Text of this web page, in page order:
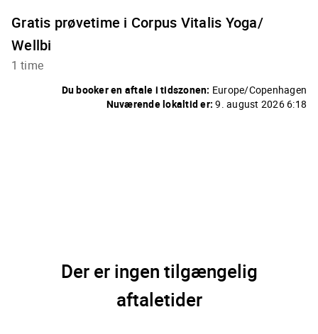
Gratis prøvetime i Corpus Vitalis Yoga/
Wellbi
1 time
Du booker en aftale i tidszonen: Europe/Copenhagen
Nuværende lokaltid er: 9. august 2026 6:18
Der er ingen tilgængelig
aftaletider